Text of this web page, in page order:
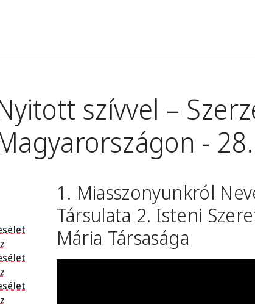
szívvel –
-
1. Miasszonyunkról
Társulata 2. Isteni
Mária Társasága